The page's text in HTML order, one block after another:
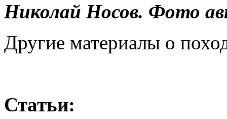
Николай Носов. Фото
Другие материалы о
Статьи: